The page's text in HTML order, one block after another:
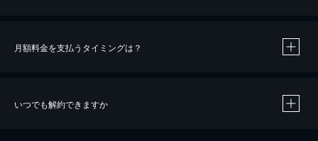
※40％ポイント還元の対象は、クレジットカード決済による作品の購入 / レンタルです。
月額料金を支払うタイミングは？
いつでも解約できますか